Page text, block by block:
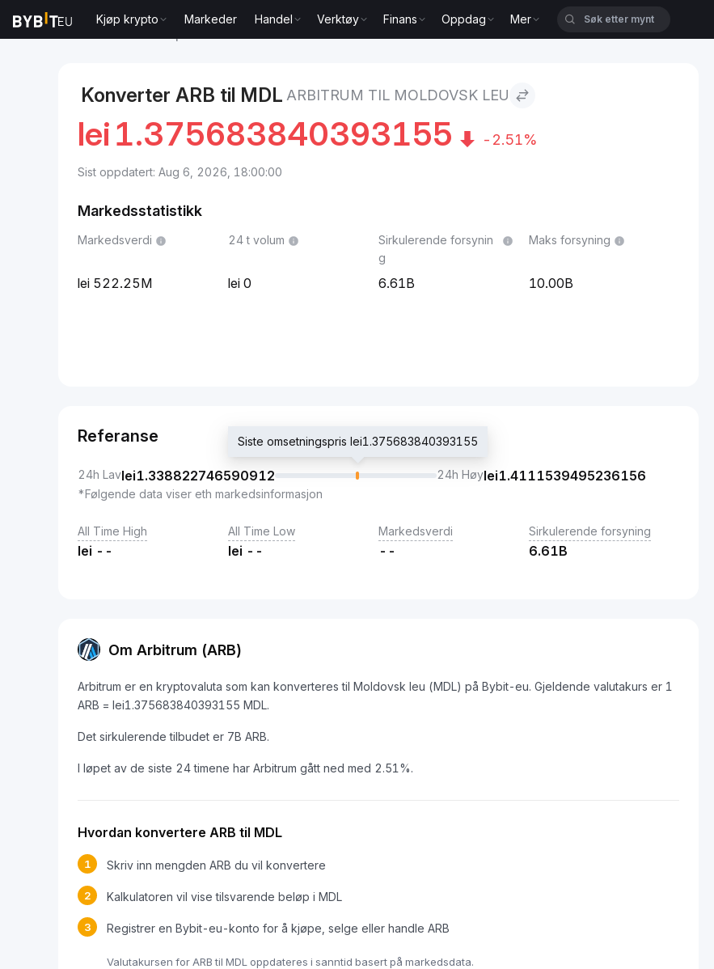
Kjøp krypto Markeder Handel Verktøy Finans Oppdag Mer
Konverter ARB til MDL ARBITRUM TIL MOLDOVSK LEU
lei1.375683840393155 -2.51%
Sist oppdatert: Aug 6, 2026, 18:00:00
Markedsstatistikk
Markedsverdi
522.25M
24 t volum
0
Sirkulerende forsynin
g
6.61B
Maks forsyning
10.00B
Referanse
24h Lavlei1.338822746590912
Siste omsetningspris lei1.375683840393155
24h Høylei1.4111539495236156
*Følgende data viser eth markedsinformasjon
All Time High
lei --
All Time Low
lei --
Markedsverdi
--
Sirkulerende forsyning
6.61B
Om Arbitrum (ARB)
Arbitrum er en kryptovaluta som kan konverteres til Moldovsk leu (MDL) på Bybit-eu. Gjeldende valutakurs er 1
ARB = lei1.375683840393155 MDL.
Det sirkulerende tilbudet er 7B ARB.
I løpet av de siste 24 timene har Arbitrum gått ned med 2.51%.
Hvordan konvertere ARB til MDL
1 Skriv inn mengden ARB du vil konvertere
2 Kalkulatoren vil vise tilsvarende beløp i MDL
3 Registrer en Bybit-eu-konto for å kjøpe, selge eller handle ARB
Valutakursen for ARB til MDL oppdateres i sanntid basert på markedsdata.